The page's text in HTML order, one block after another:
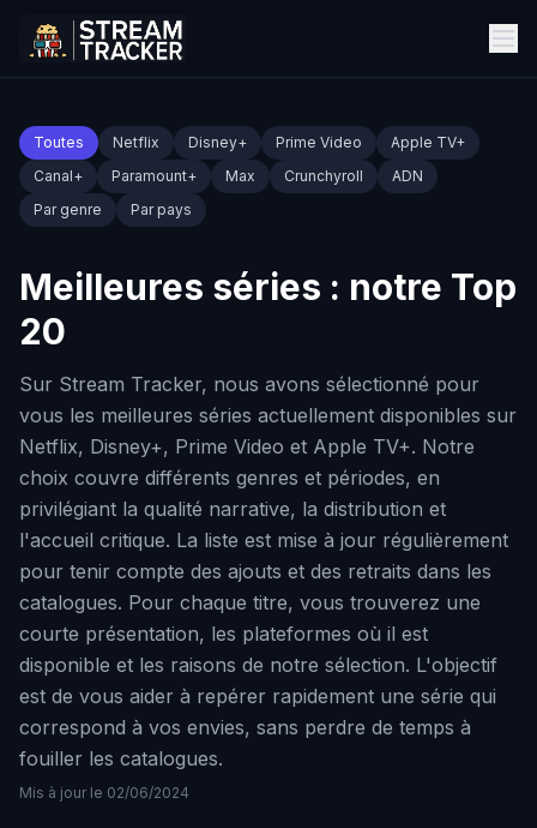
Toutes Netflix Disney+ Prime Video
Apple TV+
Canal+
Paramount+ Max Crunchyroll
ADN
Par genre
Par pays
Meilleures séries : notre Top
20
Sur Stream Tracker, nous avons sélectionné pour
vous les meilleures séries actuellement disponibles sur
Netflix, Disney+, Prime Video et Apple TV+. Notre
choix couvre différents genres et périodes, en
privilégiant la qualité narrative, la distribution et
l'accueil critique. La liste est mise à jour régulièrement
pour tenir compte des ajouts et des retraits dans les
catalogues. Pour chaque titre, vous trouverez une
courte présentation, les plateformes où il est
disponible et les raisons de notre sélection. L'objectif
est de vous aider à repérer rapidement une série qui
correspond à vos envies, sans perdre de temps à
fouiller les catalogues.
Mis à jour le 02/06/2024